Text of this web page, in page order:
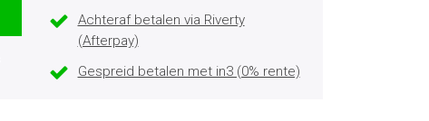
Achteraf betalen via Riverty
(Afterpay)
Gespreid betalen met in3 (0% rente)